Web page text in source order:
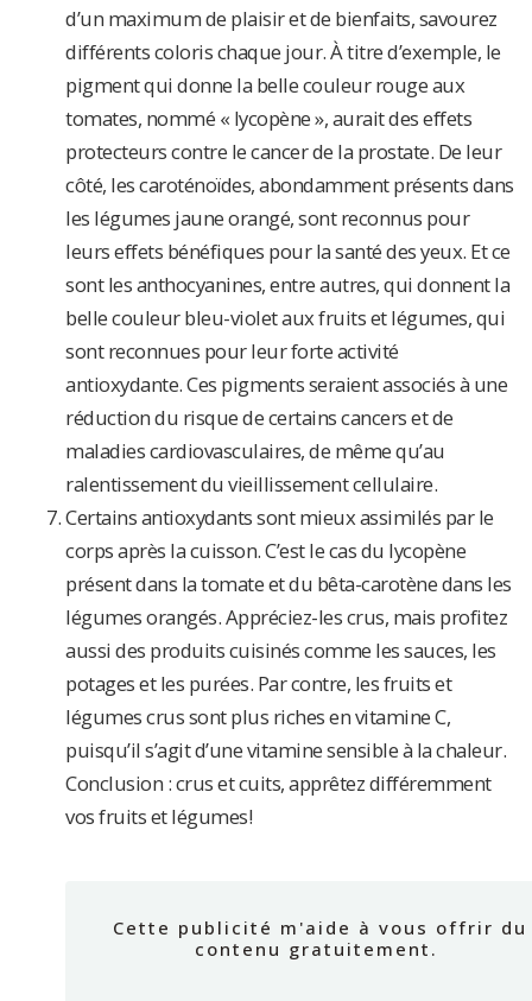
d’un maximum de plaisir et de bienfaits, savourez
différents coloris chaque jour. À titre d’exemple, le
pigment qui donne la belle couleur rouge aux
tomates, nommé « lycopène », aurait des effets
protecteurs contre le cancer de la prostate. De leur
côté, les caroténoïdes, abondamment présents dans
les légumes jaune orangé, sont reconnus pour
leurs effets bénéfiques pour la santé des yeux. Et ce
sont les anthocyanines, entre autres, qui donnent la
belle couleur bleu-violet aux fruits et légumes, qui
sont reconnues pour leur forte activité
antioxydante. Ces pigments seraient associés à une
réduction du risque de certains cancers et de
maladies cardiovasculaires, de même qu’au
ralentissement du vieillissement cellulaire.
Certains antioxydants sont mieux assimilés par le
corps après la cuisson. C’est le cas du lycopène
présent dans la tomate et du bêta-carotène dans les
légumes orangés. Appréciez-les crus, mais profitez
aussi des produits cuisinés comme les sauces, les
potages et les purées. Par contre, les fruits et
légumes crus sont plus riches en vitamine C,
puisqu’il s’agit d’une vitamine sensible à la chaleur.
Conclusion : crus et cuits, apprêtez différemment
vos fruits et légumes!